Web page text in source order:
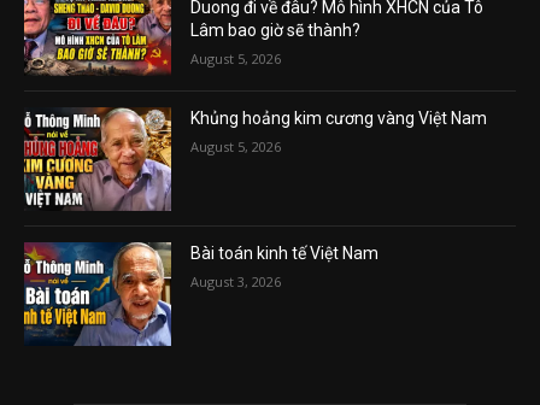
Duong đi về đâu? Mô hình XHCN của Tô
Lâm bao giờ sẽ thành?
August 5, 2026
Khủng hoảng kim cương vàng Việt Nam
August 5, 2026
Bài toán kinh tế Việt Nam
August 3, 2026